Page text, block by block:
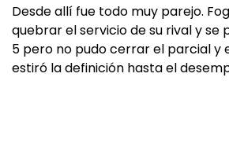
Desde allí fue todo muy parejo.
quebrar el servicio de su rival y se
5 pero no pudo cerrar el parcial y
estiró la definición hasta el